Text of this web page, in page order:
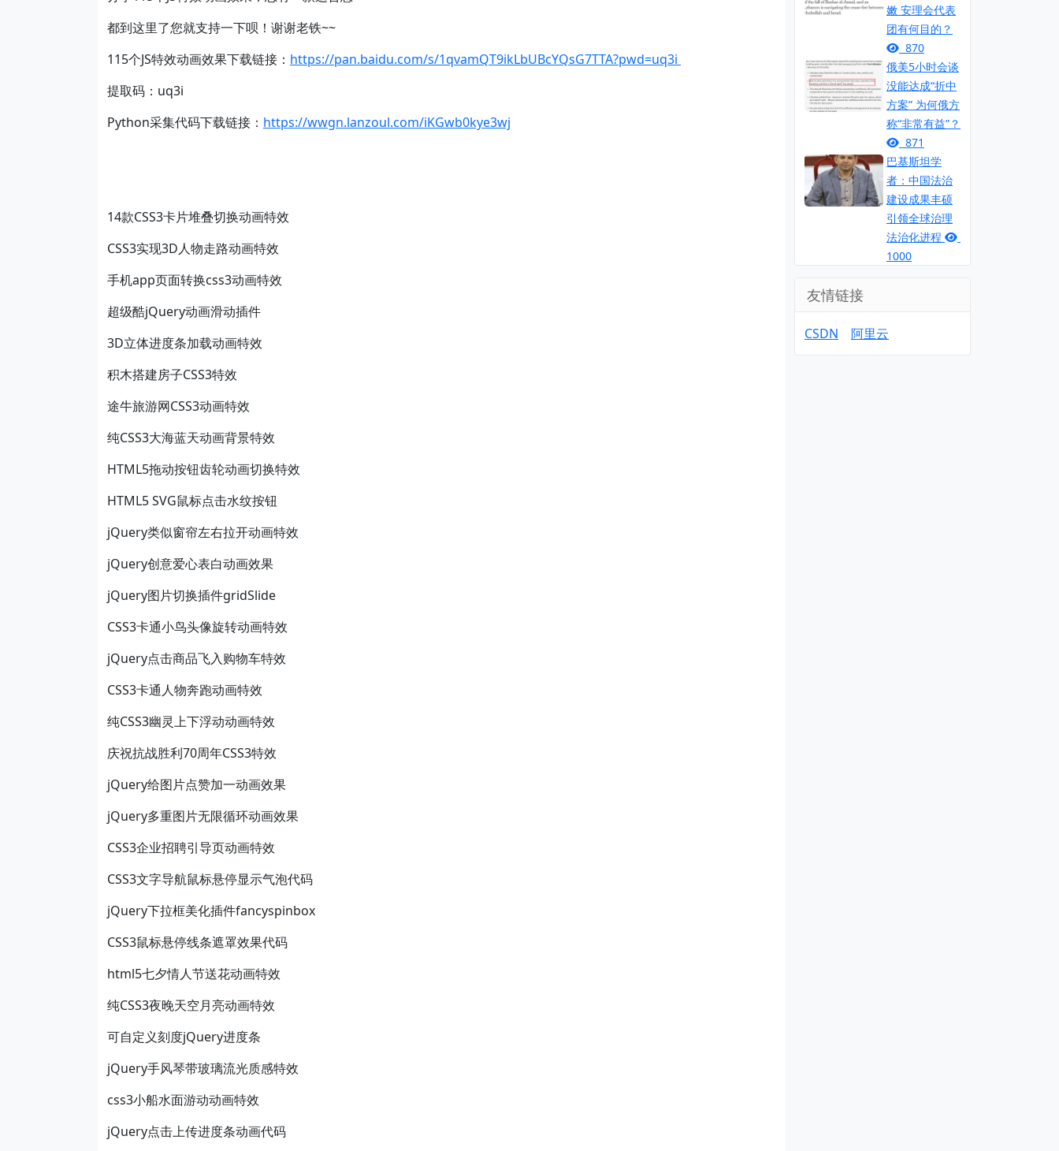
都到这里了您就支持一下呗！谢谢老铁~~
​115个JS特效动画效果下载链接： https://pan.baidu.com/s/1qvamQT9ikLbUBcYQsG7TTA?pwd=uq3i
提取码：uq3i
Python采集代码下载链接： https://wwgn.lanzoul.com/iKGwb0kye3wj
14款CSS3卡片堆叠切换动画特效
CSS3实现3D人物走路动画特效
手机app页面转换css3动画特效
超级酷jQuery动画滑动插件
3D立体进度条加载动画特效
积木搭建房子CSS3特效
途牛旅游网CSS3动画特效
纯CSS3大海蓝天动画背景特效
HTML5拖动按钮齿轮动画切换特效
HTML5 SVG鼠标点击水纹按钮
jQuery类似窗帘左右拉开动画特效
jQuery创意爱心表白动画效果
jQuery图片切换插件gridSlide
CSS3卡通小鸟头像旋转动画特效
jQuery点击商品飞入购物车特效
CSS3卡通人物奔跑动画特效
纯CSS3幽灵上下浮动动画特效
庆祝抗战胜利70周年CSS3特效
jQuery给图片点赞加一动画效果
jQuery多重图片无限循环动画效果
CSS3企业招聘引导页动画特效
CSS3文字导航鼠标悬停显示气泡代码
jQuery下拉框美化插件fancyspinbox
CSS3鼠标悬停线条遮罩效果代码
html5七夕情人节送花动画特效
纯CSS3夜晚天空月亮动画特效
可自定义刻度jQuery进度条
jQuery手风琴带玻璃流光质感特效
css3小船水面游动动画特效
jQuery点击上传进度条动画代码
嫩 安理会代表
团有何目的？
870
俄美5小时会谈
没能达成“折中
方案” 为何俄方
称“非常有益”？
871
巴基斯坦学
者：中国法治
建设成果丰硕
引领全球治理
法治化进程
1000
友情链接
CSDN 阿里云